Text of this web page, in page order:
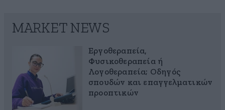
MARKET NEWS
Εργοθεραπεία,
Φυσικοθεραπεία ή
Λογοθεραπεία; Οδηγός
σπουδών και επαγγελματικών
προοπτικών